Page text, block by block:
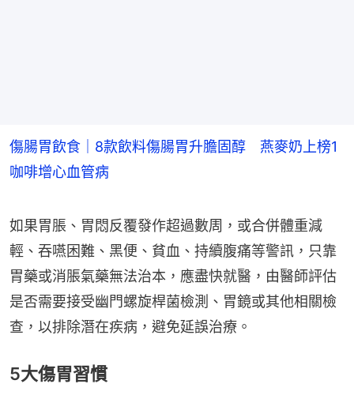
傷腸胃飲食｜8款飲料傷腸胃升膽固醇 燕麥奶上榜1
咖啡增心血管病
如果胃脹、胃悶反覆發作超過數周，或合併體重減
輕、吞嚥困難、黑便、貧血、持續腹痛等警訊，只靠
胃藥或消脹氣藥無法治本，應盡快就醫，由醫師評估
是否需要接受幽門螺旋桿菌檢測、胃鏡或其他相關檢
查，以排除潛在疾病，避免延誤治療。
5大傷胃習慣